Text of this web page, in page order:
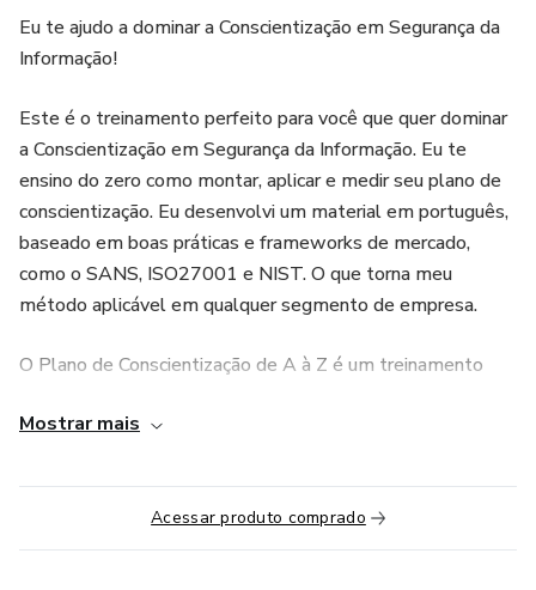
Eu te ajudo a dominar a Conscientização em Segurança da
Informação!
Este é o treinamento perfeito para você que quer dominar
a Conscientização em Segurança da Informação. Eu te
ensino do zero como montar, aplicar e medir seu plano de
conscientização. Eu desenvolvi um material em português,
baseado em boas práticas e frameworks de mercado,
como o SANS, ISO27001 e NIST. O que torna meu
método aplicável em qualquer segmento de empresa.
O Plano de Conscientização de A à Z é um treinamento
e foi desenvolvido tendo como base os 5 pilares em que
ter. São eles:
Primeiro pilar, de Ferramentas e Recursos: o profissional
Mostrar mais
Acessar produto comprado